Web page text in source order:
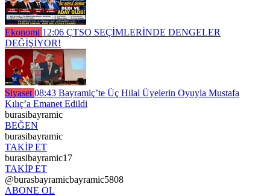
Ekonomi 12:06 ÇTSO SEÇİMLERİNDE DENGELER
DEĞİŞİYOR!
Siyaset 08:43 Bayramiç’te Üç Hilal Üyelerin Oyuyla Mustafa
Kılıç’a Emanet Edildi
burasibayramic
BEĞEN
burasibayramic
TAKİP ET
burasibayramic17
TAKİP ET
@burasbayramicbayramic5808
ABONE OL